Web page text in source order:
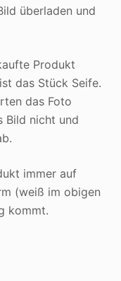
überladen und
Produkt
das Stück Seife.
das Foto
Bild nicht und
immer auf
(weiß im obigen
kommt.